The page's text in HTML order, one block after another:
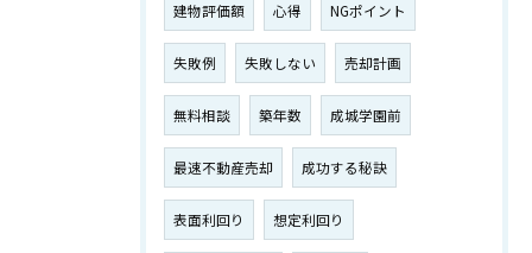
建物評価額 心得 NGポイント
失敗例 失敗しない 売却計画
無料相談 築年数 成城学園前
最速不動産売却 成功する秘訣
表面利回り 想定利回り